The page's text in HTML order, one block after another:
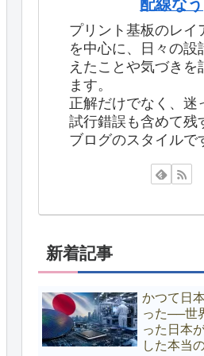
配線なう
プリント基板のレイ
を中心に、日々の設
えたことや気づきを
ます。
正解だけでなく、迷
試行錯誤も含めて残
ブログのスタイルで
新着記事
かつて日
った──世
った日本
した本当